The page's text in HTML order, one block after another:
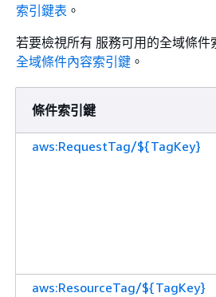
索引鍵表 。
若要檢視所有 服務可用的全域條件
全域條件內容索引鍵 。
條件索引鍵
aws:RequestTag/${TagKey}
aws:ResourceTag/${TagKey}